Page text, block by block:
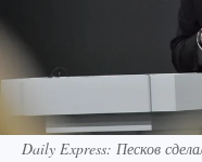
Daily Express: Песков